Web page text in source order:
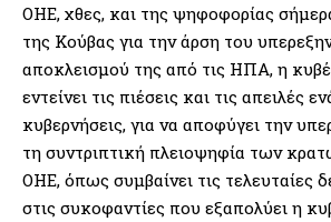
ΟΗΕ, χθες, και της ψηφοφορίας
της Κούβας για την άρση του
αποκλεισμού της από τις ΗΠΑ, η
εντείνει τις πιέσεις και τις απειλές
κυβερνήσεις, για να αποφύγει την
τη συντριπτική πλειοψηφία των
ΟΗΕ, όπως συμβαίνει τις τελευταίες
στις συκοφαντίες που εξαπολύει η